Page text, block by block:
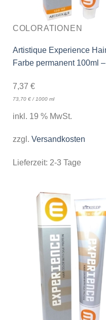
COLORATIONEN
Artistique Experience
Farbe permanent 100ml
7,37 €
73,70 €/ 1000 ml
inkl. 19 % MwSt.
zzgl. Versandkosten
Lieferzeit: 2-3 Tage